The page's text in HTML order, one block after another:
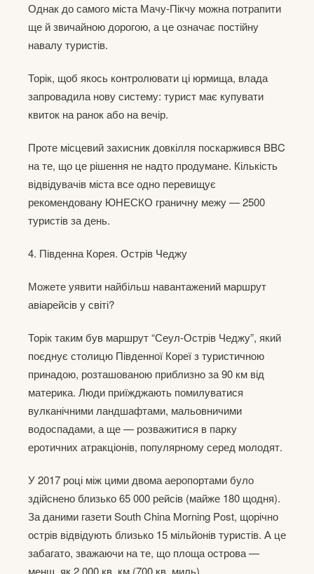
Однак до самого міста Мачу-Пікчу можна потрапити
ще й звичайною дорогою, а це означає постійну
навалу туристів.
Торік, щоб якось контролювати ці юрмища, влада
запровадила нову систему: турист має купувати
квиток на ранок або на вечір.
Проте місцевий захисник довкілля поскаржився BBC
на те, що це рішення не надто продумане. Кількість
відвідувачів міста все одно перевищує
рекомендовану ЮНЕСКО граничну межу — 2500
туристів за день.
4. Південна Корея. Острів Чеджу
Можете уявити найбільш навантажений маршрут
авіарейсів у світі?
Торік таким був маршрут “Сеул-Острів Чеджу”, який
поєднує столицю Південної Кореї з туристичною
принадою, розташованою приблизно за 90 км від
материка. Люди приїжджають помилуватися
вулканічними ландшафтами, мальовничими
водоспадами, а ще — розважитися в парку
еротичних атракціонів, популярному серед молодят.
У 2017 році між цими двома аеропортами було
здійснено близько 65 000 рейсів (майже 180 щодня).
За даними газети South China Morning Post, щорічно
острів відвідують близько 15 мільйонів туристів. А це
забагато, зважаючи на те, що площа острова —
менш, як 2 000 кв. км (700 кв. миль).